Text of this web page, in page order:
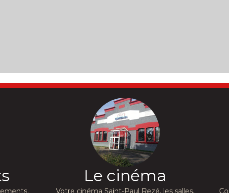
Le cinéma
Votre cinéma Saint-Paul Rezé, les salles,